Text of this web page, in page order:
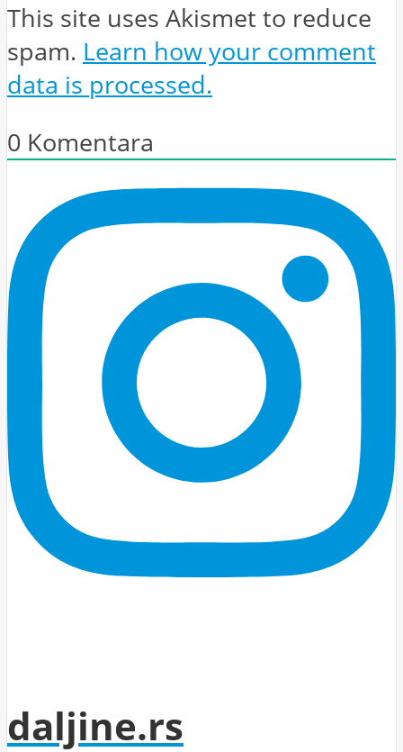
This site uses Akismet to reduce
spam. Learn how your comment
data is processed.
0 Komentara
daljine.rs